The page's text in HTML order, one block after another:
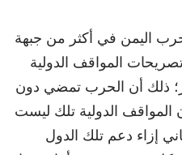
اليمن في أكثر من جبهة
المواقف الدولية
ذلك أن الحرب تمضي دون
المواقف الدولية تلك ليست
إزاء دعم تلك الدول